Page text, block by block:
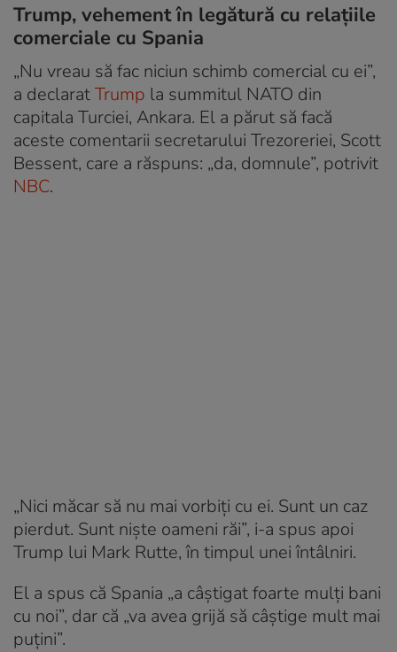
Trump, vehement în legătură cu relațiile
comerciale cu Spania
„Nu vreau să fac niciun schimb comercial cu ei”,
a declaratTrump la summitul NATO din
capitala Turciei, Ankara. El a părut să facă
aceste comentarii secretarului Trezoreriei, Scott
Bessent, care a răspuns: „da, domnule”, potrivit
NBC.
„Nici măcar să nu mai vorbiți cu ei. Sunt un caz
pierdut. Sunt niște oameni răi”, i-a spus apoi
Trump lui Mark Rutte, în timpul unei întâlniri.
El a spus că Spania „a câștigat foarte mulți bani
cu noi”, dar că „va avea grijă să câștige mult mai
puțini”.